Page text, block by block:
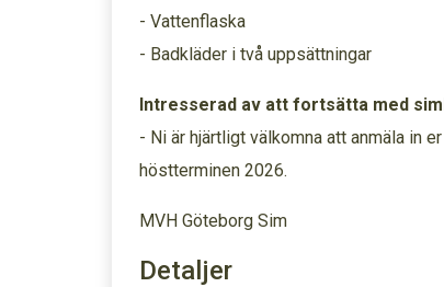
- Vattenflaska
- Badkläder i två uppsättningar
Intresserad av att fortsätta med
- Ni är hjärtligt välkomna att anmäla in
höstterminen 2026.
MVH Göteborg Sim
Detaljer